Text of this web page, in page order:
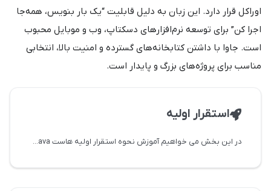
اوراکل قرار دارد. این زبان به دلیل قابلیت “یک بار بنویس، همه‌جا
اجرا کن” برای توسعه نرم‌افزارهای دسکتاپ، وب و موبایل محبوب
است. جاوا با داشتن کتابخانه‌های گسترده و امنیت بالا، انتخابی
مناسب برای پروژه‌های بزرگ و پایدار است.
استقرار اولیه
در این بخش می خواهیم آموزش نحوه استقرار اولیه هاست Java را به شما آموزش دهیم